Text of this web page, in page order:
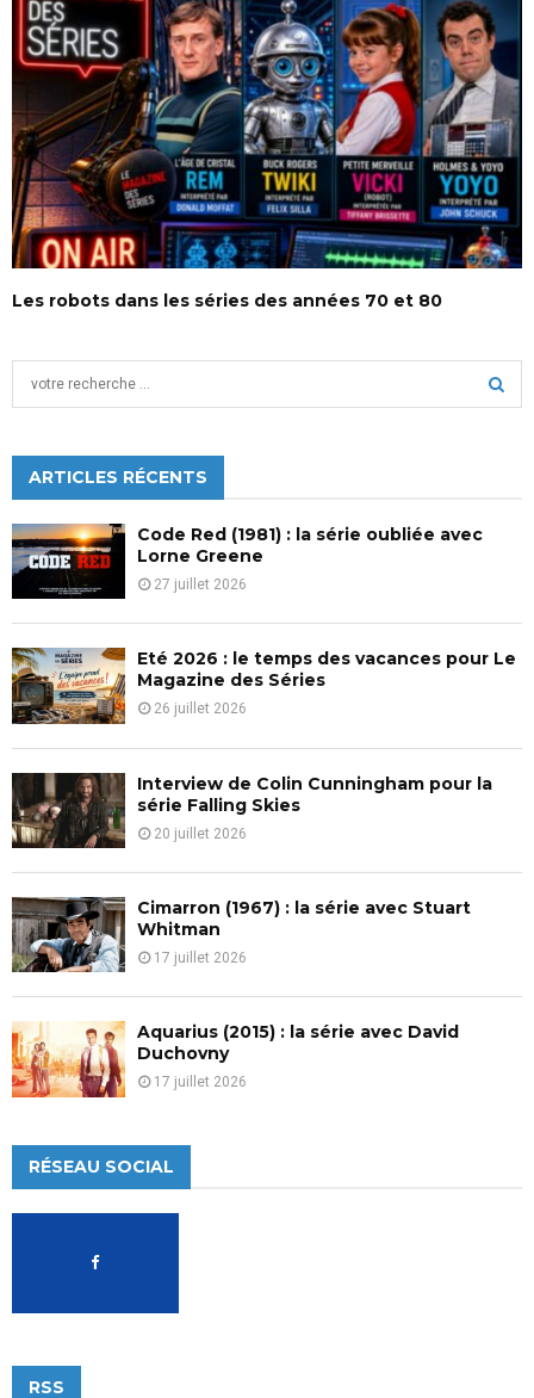
Les robots dans les séries des années 70 et 80
h
f
o
r
:
C
H
ARTICLES RÉCENTS
Code Red (1981) : la série oubliée avec
Lorne Greene
27 juillet 2026
Eté 2026 : le temps des vacances pour Le
Magazine des Séries
26 juillet 2026
Interview de Colin Cunningham pour la
série Falling Skies
20 juillet 2026
Cimarron (1967) : la série avec Stuart
Whitman
17 juillet 2026
Aquarius (2015) : la série avec David
Duchovny
17 juillet 2026
RÉSEAU SOCIAL
RSS